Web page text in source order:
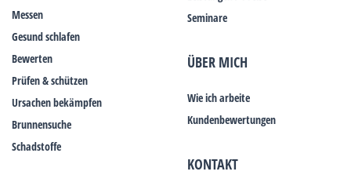
Messen
Gesund schlafen
Bewerten
Prüfen & schützen
Ursachen bekämpfen
Brunnensuche
Schadstoffe
Seminare
ÜBER MICH
Wie ich arbeite
Kundenbewertungen
KONTAKT